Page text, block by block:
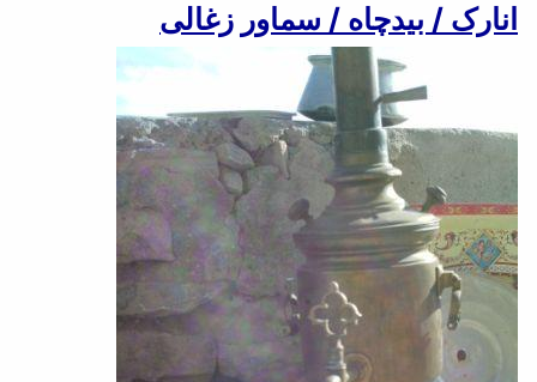
انارک / بیدچاه / سماور زغالی